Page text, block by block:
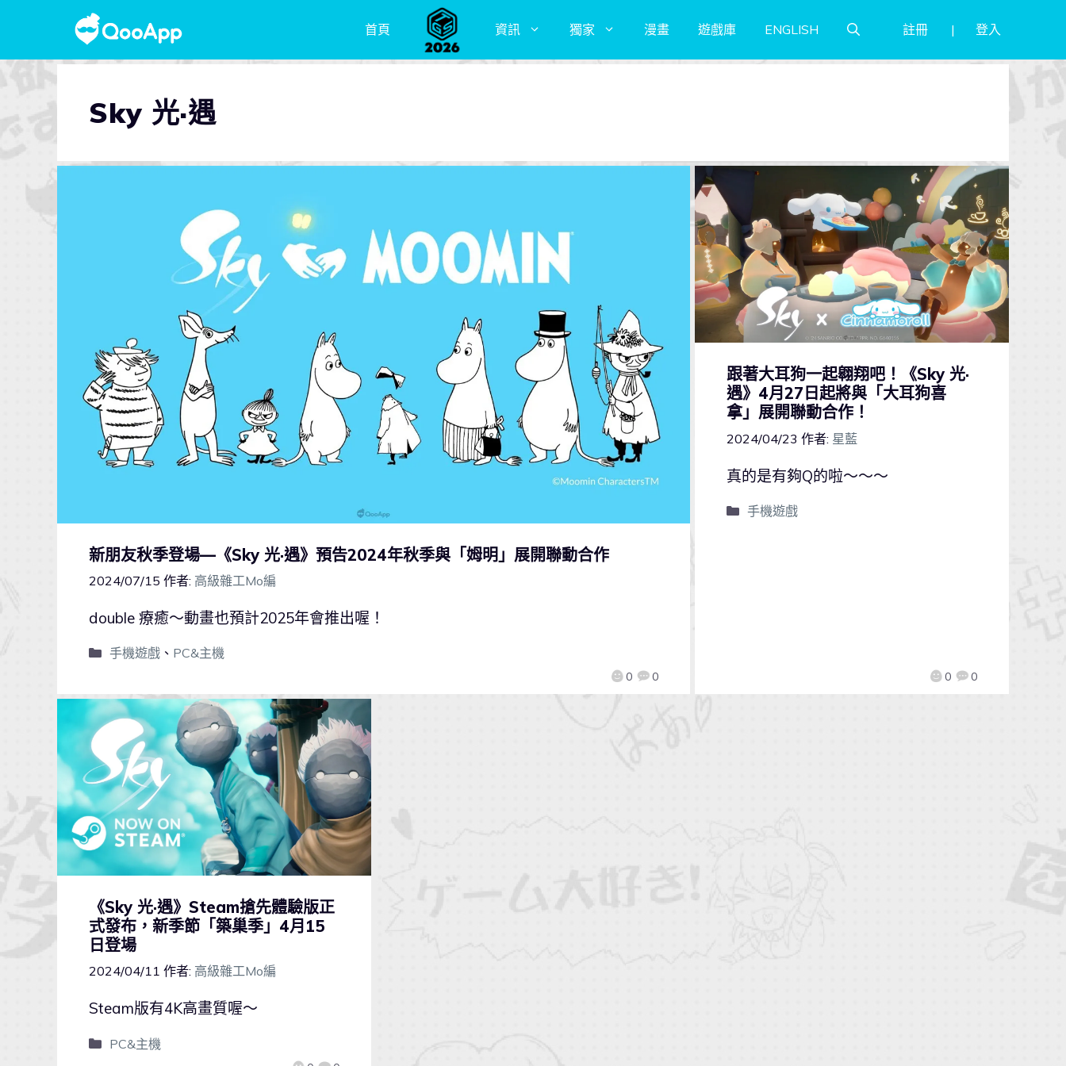
首頁 資訊 獨家 漫畫 遊戲庫 ENGLISH 註冊 登入
Sky 光·遇
新朋友秋季登場—《Sky 光·遇》預告2024年秋季與「姆明」展開聯動合作
2024/07/15 作者: 高級雜工Mo編
0 0
double 療癒～動畫也預計2025年會推出喔！
手機遊戲、 PC&主機
跟著大耳狗一起翱翔吧！《Sky 光·
遇》4月27日起將與「大耳狗喜
拿」展開聯動合作！
2024/04/23 作者: 星藍
0 0
真的是有夠Q的啦～～～
手機遊戲
《Sky 光·遇》Steam搶先體驗版正
式發布，新季節「築巢季」4月15
日登場
2024/04/11 作者: 高級雜工Mo編
Steam版有4K高畫質喔～
PC&主機